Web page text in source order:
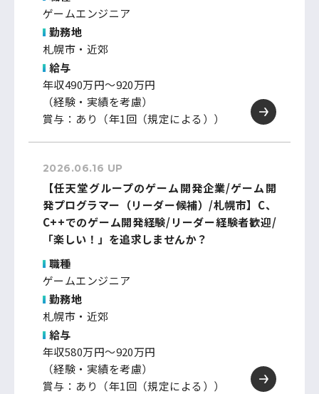
ゲームエンジニア
勤務地
札幌市・近郊
給与
年収490万円～920万円
（経験・実績を考慮）
賞与：あり（年1回（規定による））
2026.06.16 UP
【任天堂グループのゲーム開発企業/ゲーム開
発プログラマー（リーダー候補）/札幌市】C、
C++でのゲーム開発経験/リーダー経験者歓迎/
「楽しい！」を追求しませんか？
職種
ゲームエンジニア
勤務地
札幌市・近郊
給与
年収580万円～920万円
（経験・実績を考慮）
賞与：あり（年1回（規定による））